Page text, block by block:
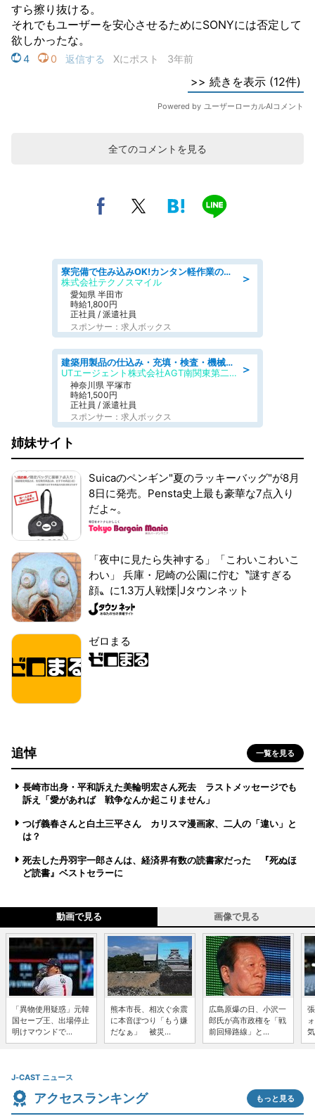
全てのコメントを見る
＞
寮完備で住み込みOK!カンタン軽作業のお仕事 denso aichi
株式会社テクノスマイル
愛知県 半田市
時給1,800円
正社員 / 派遣社員
スポンサー：求人ボックス
＞
建築用製品の仕込み・充填・検査・機械操作/寮完備/日払い/工場・製造
UTエージェント株式会社AGT南関東第二CU
神奈川県 平塚市
時給1,500円
正社員 / 派遣社員
スポンサー：求人ボックス
姉妹サイト
Suicaのペンギン"夏のラッキーバッグ"が8月
8日に発売。Pensta史上最も豪華な7点入り
だよ~。
「夜中に見たら失神する」「こわいこわいこ
わい」 兵庫・尼崎の公園に佇む〝謎すぎる
顔〟に1.3万人戦慄|Jタウンネット
ゼロまる
追悼 一覧を見る
長崎市出身・平和訴えた美輪明宏さん死去 ラストメッセージでも
訴え「愛があれば 戦争なんか起こりません」
つげ義春さんと白土三平さん カリスマ漫画家、二人の「違い」と
は？
死去した丹羽宇一郎さんは、経済界有数の読書家だった 『死ぬほ
ど読書』ベストセラーに
動画で見る 画像で見る
「異物使用疑惑」元韓
国セーブ王、出場停止
明けマウンドで...
熊本市長、相次ぐ余震
に本音ぽつり「もう嫌
だなぁ」 被災...
広島原爆の日、小沢一
郎氏が高市政権を「戦
前回帰路線」と...
J-CAST ニュース
アクセスランキング もっと見る